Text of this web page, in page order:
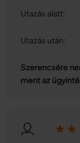
Utazás alatt:
Utazás után:
Szerencsére
ment az